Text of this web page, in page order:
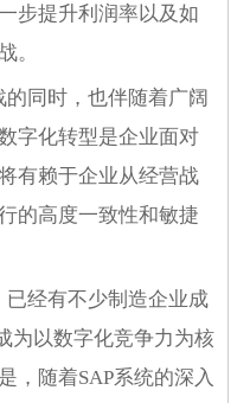
步提升利润率以及如
。
同时，也伴随着广阔
字化转型是企业面对
有赖于企业从经营战
的高度一致性和敏捷
经有不少制造企业成
为以数字化竞争力为核
，随着SAP系统的深入